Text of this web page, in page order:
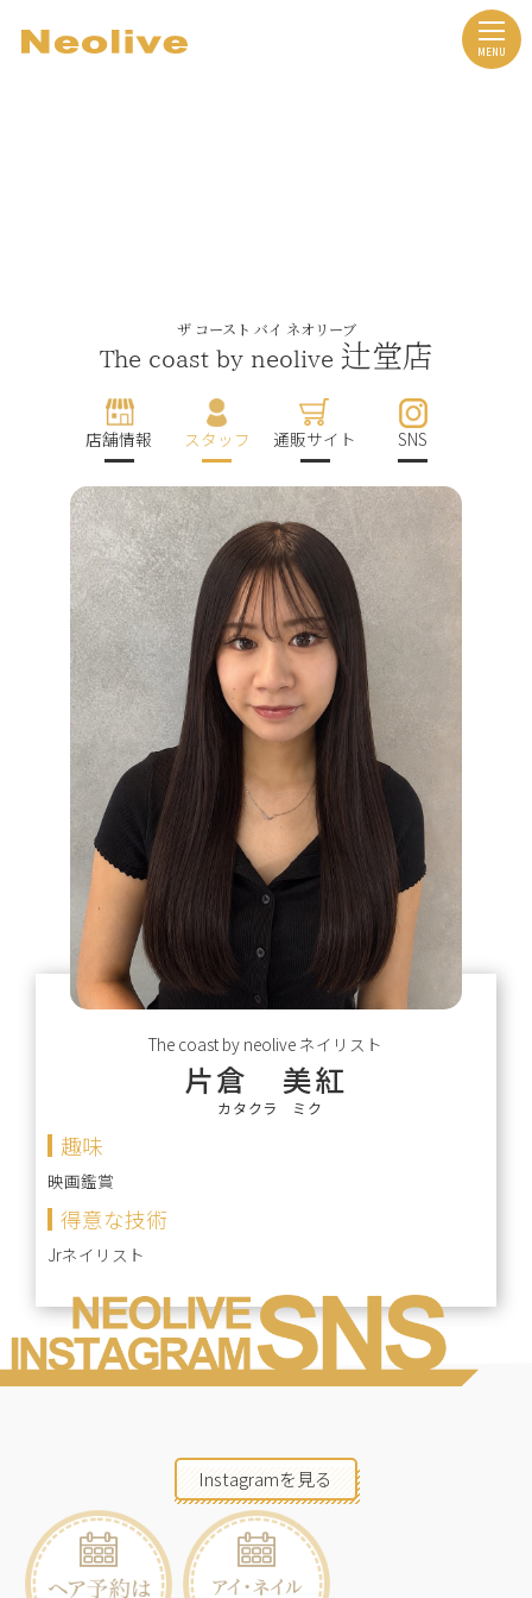
ザ コースト バイ ネオリーブ
The coast by neolive 辻堂店
店舗情報 スタッフ 通販サイト SNS
The coast by neolive ネイリスト
片倉 美紅
カタクラ ミク
趣味
映画鑑賞
得意な技術
Jrネイリスト
Instagramを見る